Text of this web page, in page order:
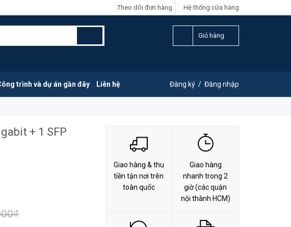
Hệ thống cửa hàng
Theo dõi đơn hàng
Giỏ hàng
trình và dự án gần đây Liên hệ Đăng ký / Đăng nhập
+ 1 SFP
MUA NGAY LIÊN HỆ ĐẶT HÀNG
Giao hàng & thu
tiền tận nơi trên
toàn quốc
Giao hàng
nhanh trong 2
giờ (các quận
nội thành HCM)